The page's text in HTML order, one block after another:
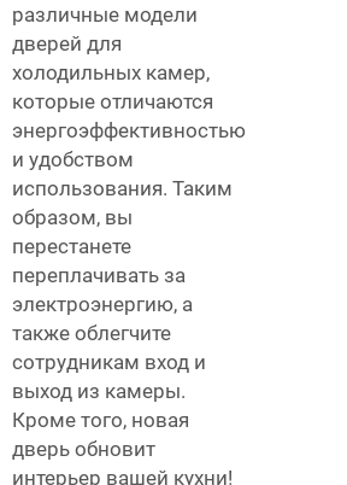
различные модели
дверей для
холодильных камер,
которые отличаются
энергоэффективностью
и удобством
использования. Таким
образом, вы
перестанете
переплачивать за
электроэнергию, а
также облегчите
сотрудникам вход и
выход из камеры.
Кроме того, новая
дверь обновит
интерьер вашей кухни!